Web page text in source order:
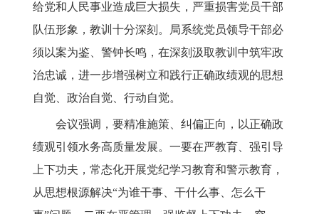
给党和人民事业造成巨大损失，严重损害党员干部
队伍形象，教训十分深刻。局系统党员领导干部必
须以案为鉴、警钟长鸣，在深刻汲取教训中筑牢政
治忠诚，进一步增强树立和践行正确政绩观的思想
自觉、政治自觉、行动自觉。
会议强调， 要精准施策、纠偏正向，以正确政
绩观引领水务高质量发展。一要在严教育、强引导
上下功夫，常态化开展党纪学习教育和警示教育，
从思想根源解决“为谁干事、干什么事、怎么干